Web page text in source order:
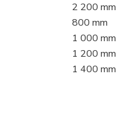
2 200 mm
800 mm
1 000 mm
1 200 mm
1 400 mm